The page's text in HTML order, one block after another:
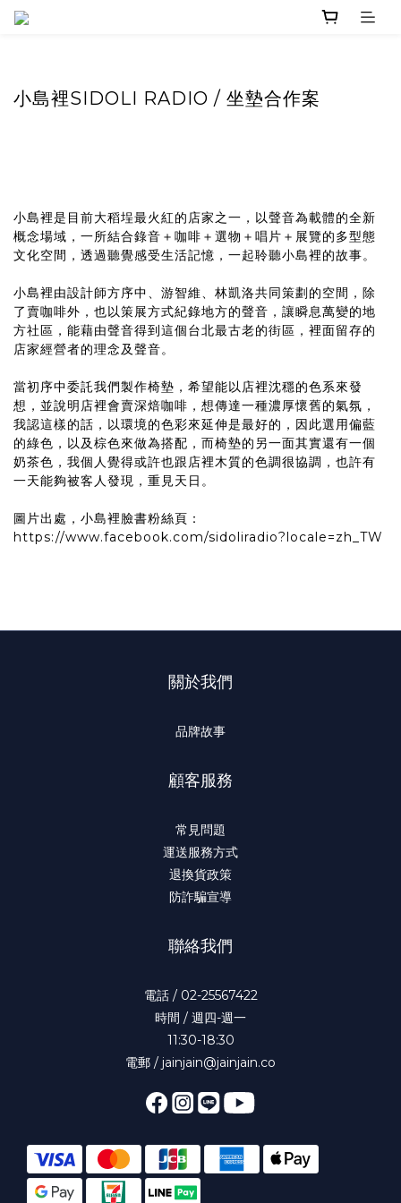
小島裡SIDOLI RADIO / 坐墊合作案
小島裡是目前大稻埕最火紅的店家之一，以聲音為載體的全新
概念場域，一所結合錄音＋咖啡＋選物＋唱片＋展覽的多型態
文化空間，透過聽覺感受生活記憶，一起聆聽小島裡的故事。
小島裡由設計師方序中、游智維、林凱洛共同策劃的空間，除
了賣咖啡外，也以策展方式紀錄地方的聲音，讓瞬息萬變的地
方社區，能藉由聲音得到這個台北最古老的街區，裡面留存的
店家經營者的理念及聲音。
當初序中委託我們製作椅墊，希望能以店裡沈穩的色系來發
想，並說明店裡會賣深焙咖啡，想傳達一種濃厚懷舊的氣氛，
我認這樣的話，以環境的色彩來延伸是最好的，因此選用偏藍
的綠色，以及棕色來做為搭配，而椅墊的另一面其實還有一個
奶茶色，我個人覺得或許也跟店裡木質的色調很協調，也許有
一天能夠被客人發現，重見天日。
圖片出處，小島裡臉書粉絲頁：
https://www.facebook.com/sidoliradio?locale=zh_TW
關於我們
品牌故事
顧客服務
常見問題
運送服務方式
退換貨政策
防詐騙宣導
聯絡我們
電話 / 02-25567422
時間 / 週四-週一
11:30-18:30
電郵 / jainjain@jainjain.co